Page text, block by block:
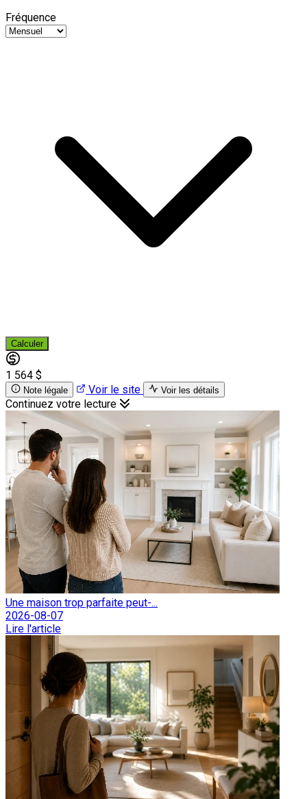
Fréquence
Calculer
1 564 $
Note légale Voir le site Voir les détails
Continuez votre lecture
Une maison trop parfaite peut-...
2026-08-07
Lire l'article